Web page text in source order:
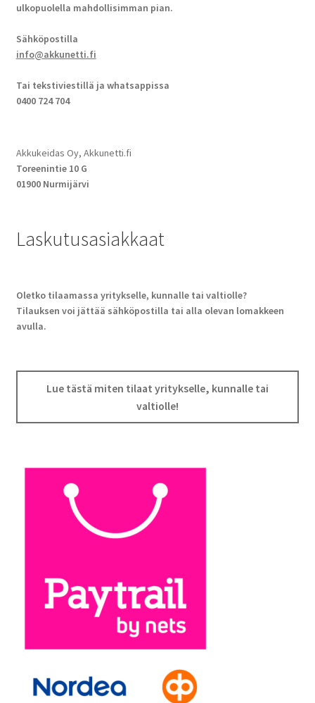
ulkopuolella mahdollisimman pian.
Sähköpostilla
info@akkunetti.fi
Tai tekstiviestillä ja whatsappissa
0400 724 704
Akkukeidas Oy, Akkunetti.fi
Toreenintie 10 G
01900 Nurmijärvi
Laskutusasiakkaat
Oletko tilaamassa yritykselle, kunnalle tai valtiolle?
Tilauksen voi jättää sähköpostilla tai alla olevan lomakkeen
avulla.
Lue tästä miten tilaat yritykselle, kunnalle tai
valtiolle!